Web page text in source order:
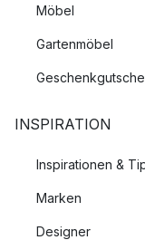
Möbel
Gartenmöbel
INSPIRATION
Inspirationen &
Marken
Designer